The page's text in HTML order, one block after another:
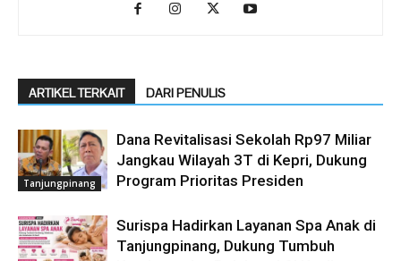
ARTIKEL TERKAIT DARI PENULIS
Tanjungpinang
Dana Revitalisasi Sekolah Rp97 Miliar
Jangkau Wilayah 3T di Kepri, Dukung
Program Prioritas Presiden
Surispa Hadirkan Layanan Spa Anak di
Tanjungpinang, Dukung Tumbuh